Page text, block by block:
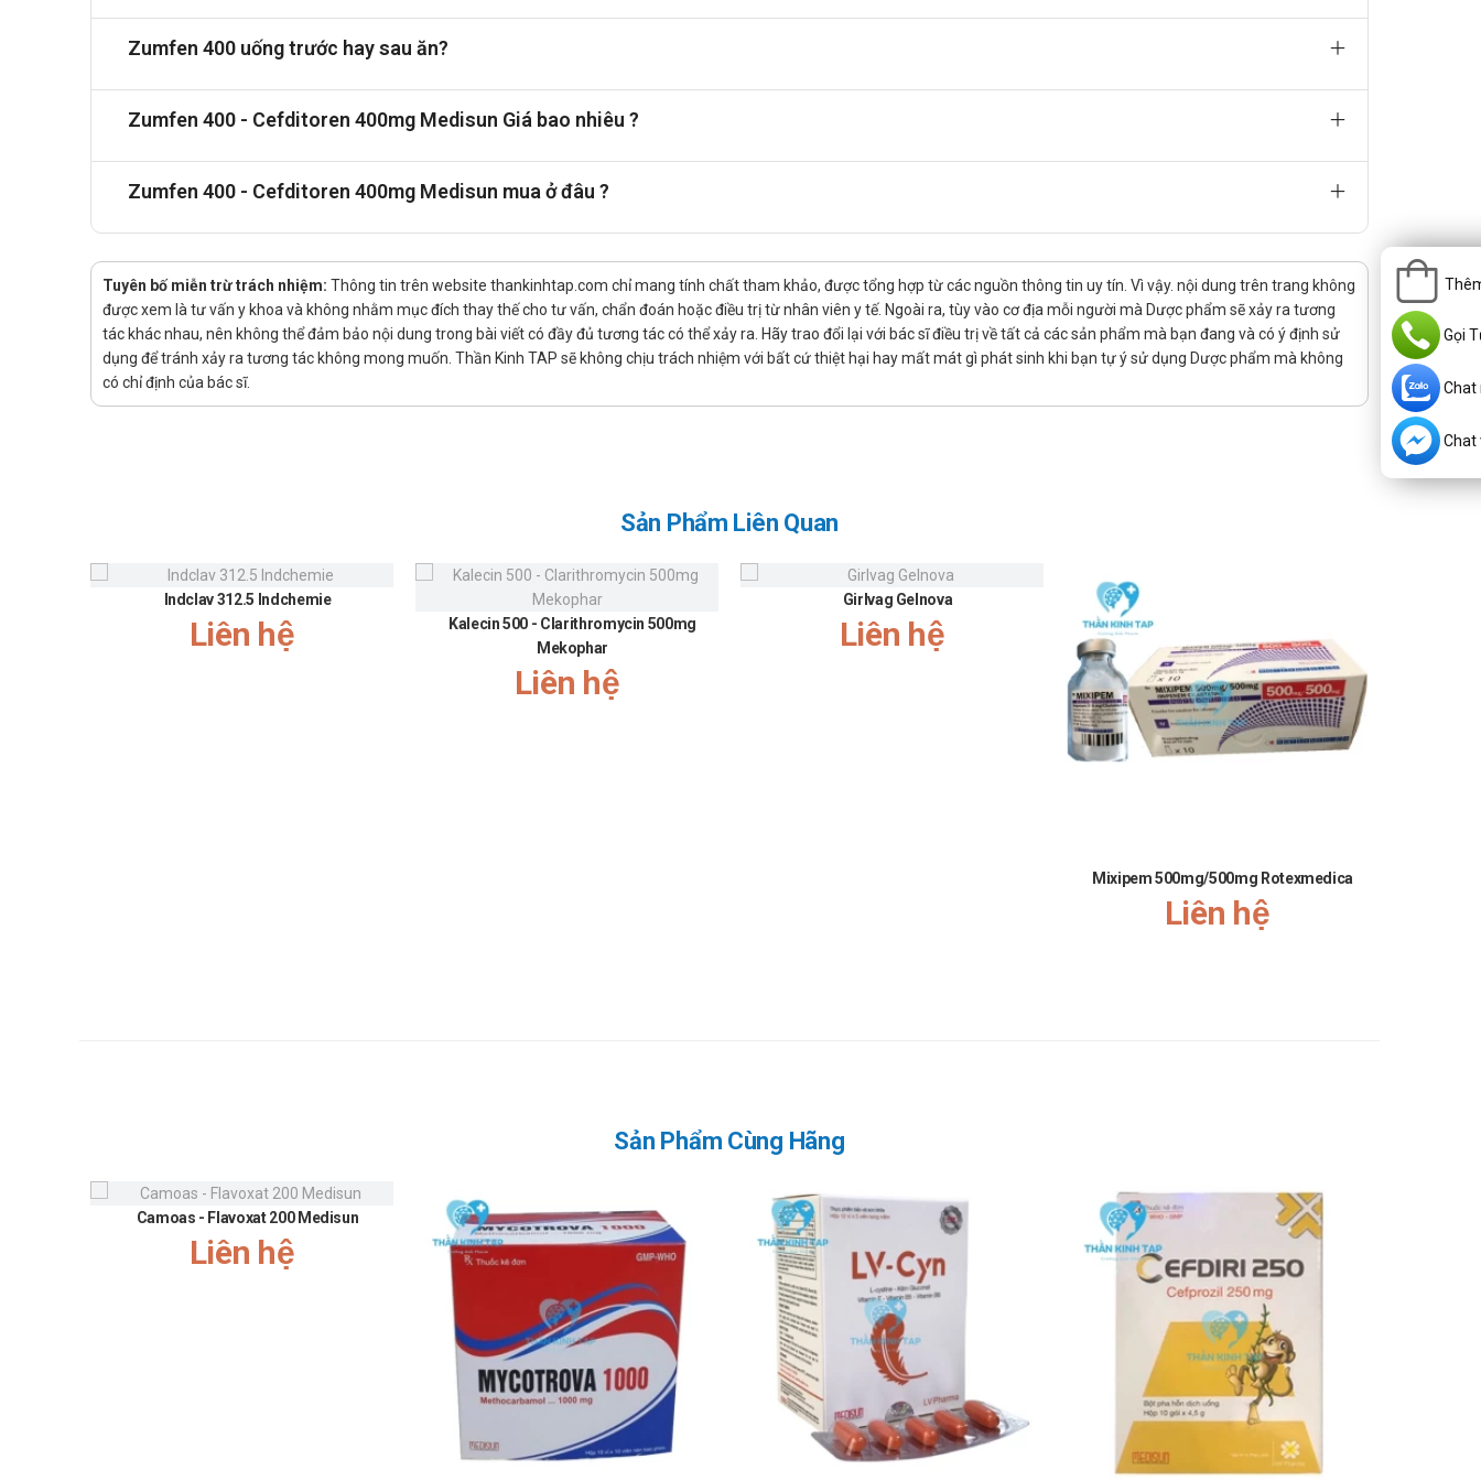
Arme-Xime 400: Kháng sinh chứa Cefixime, thuộc nhóm cephalosporin thế hệ thứ ba, được dùng trong điều trị nhiễm khuẩn đường hô hấp và nhiễm khuẩn da.
Lời khuyên về dinh dưỡng
Khi sử dụng Zumfen 400, nên dùng thuốc cùng bữa ăn để tăng cường hấp thu và hiệu quả điều trị. Tránh tiêu thụ rượu và các chất kích thích trong quá trình dùng thuốc để
giảm nguy cơ tác dụng phụ. Bổ sung đủ nước và duy trì chế độ ăn cân đối, giàu dinh dưỡng để hỗ trợ quá trình hồi phục và tăng cường hệ miễn dịch.
Zumfen 400 uống trước hay sau ăn?
Zumfen 400 - Cefditoren 400mg Medisun Giá bao nhiêu ?
Zumfen 400 - Cefditoren 400mg Medisun mua ở đâu ?
Tuyên bố miễn trừ trách nhiệm: Thông tin trên website thankinhtap.com chỉ mang tính chất tham khảo, được tổng hợp từ các nguồn thông tin uy tín. Vì vậy. nội dung trên trang không
được xem là tư vấn y khoa và không nhằm mục đích thay thế cho tư vấn, chẩn đoán hoặc điều trị từ nhân viên y tế. Ngoài ra, tùy vào cơ địa mỗi người mà Dược phẩm sẽ xảy ra tương
tác khác nhau, nên không thể đảm bảo nội dung trong bài viết có đầy đủ tương tác có thể xảy ra. Hãy trao đổi lại với bác sĩ điều trị về tất cả các sản phẩm mà bạn đang và có ý định sử
dụng để tránh xảy ra tương tác không mong muốn. Thần Kinh TAP sẽ không chịu trách nhiệm với bất cứ thiệt hại hay mất mát gì phát sinh khi bạn tự ý sử dụng Dược phẩm mà không
có chỉ định của bác sĩ.
Sản Phẩm Liên Quan
Indclav 312.5 Indchemie
Liên hệ
Kalecin 500 - Clarithromycin 500mg
Mekophar
Liên hệ
Girlvag Gelnova
Liên hệ
Mixipem 500mg/500mg Rotexmedica
Liên hệ
Sản Phẩm Cùng Hãng
Camoas - Flavoxat 200 Medisun
Liên hệ
Gọi
Chat
Chat